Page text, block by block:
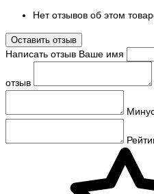
Нет отзывов об этом
Оставить отзыв
Написать отзыв Ваше имя
отзыв